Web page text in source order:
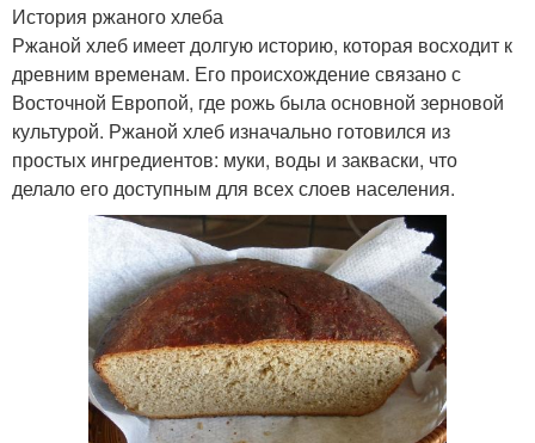
История ржаного хлеба
Ржаной хлеб имеет долгую историю, которая восходит к
древним временам. Его происхождение связано с
Восточной Европой, где рожь была основной зерновой
культурой. Ржаной хлеб изначально готовился из
простых ингредиентов: муки, воды и закваски, что
делало его доступным для всех слоев населения.